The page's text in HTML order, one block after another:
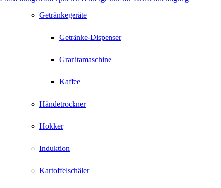
Getränkegeräte
Getränke-Dispenser
Granitamaschine
Kaffee
Händetrockner
Hokker
Induktion
Kartoffelschäler